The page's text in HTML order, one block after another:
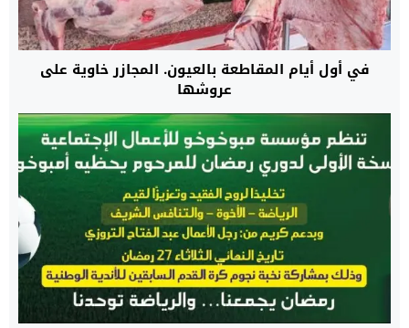
في أول أيام المقاطعة بالعيون. المجازر خاوية على
عروشها